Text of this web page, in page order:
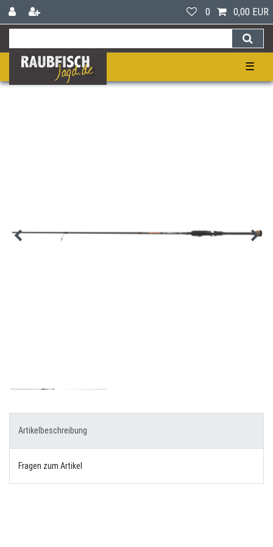
0 0,00 EUR
☰
Artikelbeschreibung
Fragen zum Artikel